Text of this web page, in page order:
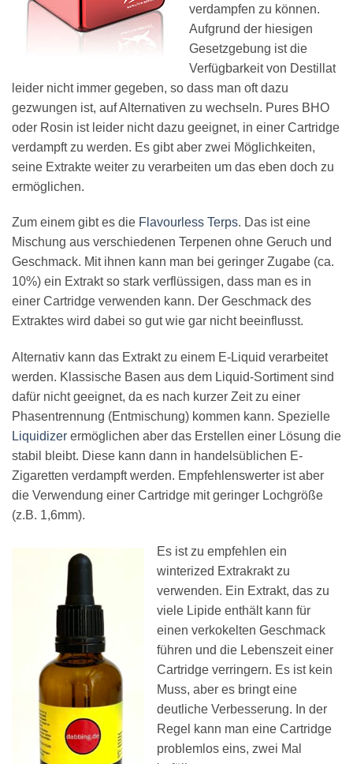
verdampfen zu können.
Aufgrund der hiesigen
Gesetzgebung ist die
Verfügbarkeit von Destillat
leider nicht immer gegeben, so dass man oft dazu
gezwungen ist, auf Alternativen zu wechseln. Pures BHO
oder Rosin ist leider nicht dazu geeignet, in einer Cartridge
verdampft zu werden. Es gibt aber zwei Möglichkeiten,
seine Extrakte weiter zu verarbeiten um das eben doch zu
ermöglichen.
Zum einem gibt es die Flavourless Terps. Das ist eine
Mischung aus verschiedenen Terpenen ohne Geruch und
Geschmack. Mit ihnen kann man bei geringer Zugabe (ca.
10%) ein Extrakt so stark verflüssigen, dass man es in
einer Cartridge verwenden kann. Der Geschmack des
Extraktes wird dabei so gut wie gar nicht beeinflusst.
Alternativ kann das Extrakt zu einem E-Liquid verarbeitet
werden. Klassische Basen aus dem Liquid-Sortiment sind
dafür nicht geeignet, da es nach kurzer Zeit zu einer
Phasentrennung (Entmischung) kommen kann. Spezielle
Liquidizer ermöglichen aber das Erstellen einer Lösung die
stabil bleibt. Diese kann dann in handelsüblichen E-
Zigaretten verdampft werden. Empfehlenswerter ist aber
die Verwendung einer Cartridge mit geringer Lochgröße
(z.B. 1,6mm).
Es ist zu empfehlen ein
winterized Extrakrakt zu
verwenden. Ein Extrakt, das zu
viele Lipide enthält kann für
einen verkokelten Geschmack
führen und die Lebenszeit einer
Cartridge verringern. Es ist kein
Muss, aber es bringt eine
deutliche Verbesserung. In der
Regel kann man eine Cartridge
problemlos eins, zwei Mal